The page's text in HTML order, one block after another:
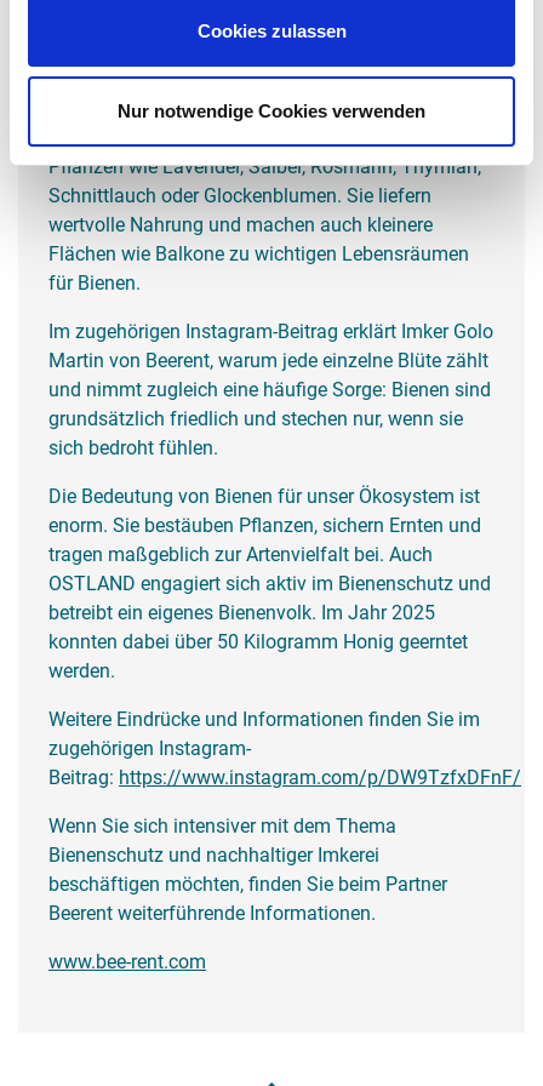
Cookies zulassen
Nur notwendige Cookies verwenden
Bienen bei. Beliebte Zierpflanzen wie Geranien oder
Pflanzen wie Lavendel, Salbei, Rosmarin, Thymian,
Schnittlauch oder Glockenblumen. Sie liefern
wertvolle Nahrung und machen auch kleinere
Flächen wie Balkone zu wichtigen Lebensräumen
für Bienen.
Im zugehörigen Instagram-Beitrag erklärt Imker Golo
Martin von Beerent, warum jede einzelne Blüte zählt
und nimmt zugleich eine häufige Sorge: Bienen sind
grundsätzlich friedlich und stechen nur, wenn sie
sich bedroht fühlen.
Die Bedeutung von Bienen für unser Ökosystem ist
enorm. Sie bestäuben Pflanzen, sichern Ernten und
tragen maßgeblich zur Artenvielfalt bei. Auch
OSTLAND engagiert sich aktiv im Bienenschutz und
betreibt ein eigenes Bienenvolk. Im Jahr 2025
konnten dabei über 50 Kilogramm Honig geerntet
werden.
Weitere Eindrücke und Informationen finden Sie im
zugehörigen Instagram-
Beitrag: https://www.instagram.com/p/DW9TzfxDFnF/
Wenn Sie sich intensiver mit dem Thema
Bienenschutz und nachhaltiger Imkerei
beschäftigen möchten, finden Sie beim Partner
Beerent weiterführende Informationen.
www.bee-rent.com